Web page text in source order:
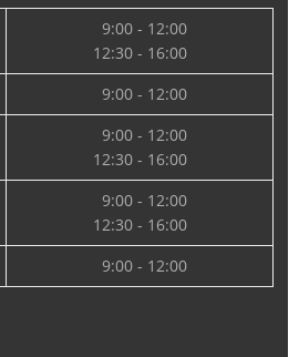
9:00 - 12:00
12:30 - 16:00
9:00 - 12:00
9:00 - 12:00
12:30 - 16:00
9:00 - 12:00
12:30 - 16:00
9:00 - 12:00